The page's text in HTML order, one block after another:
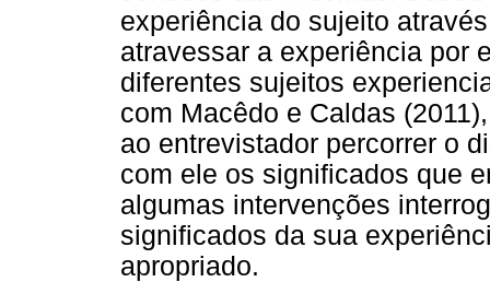
experiência do sujeito
atravessar a experiência por
diferentes sujeitos
com Macêdo e Caldas
ao entrevistador percorrer o
com ele os significados que
algumas intervenções
significados da sua
apropriado.